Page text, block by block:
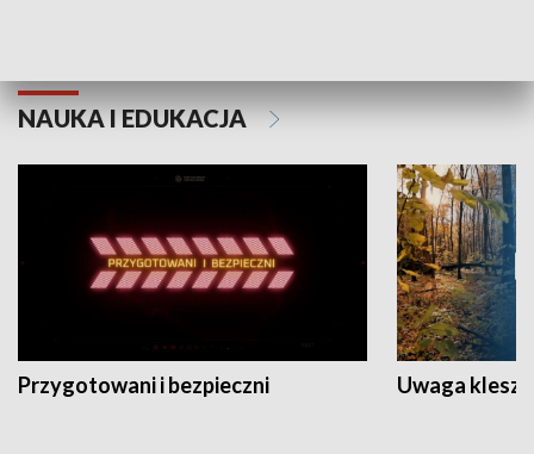
NAUKA I EDUKACJA
Przygotowani i bezpieczni Uwaga